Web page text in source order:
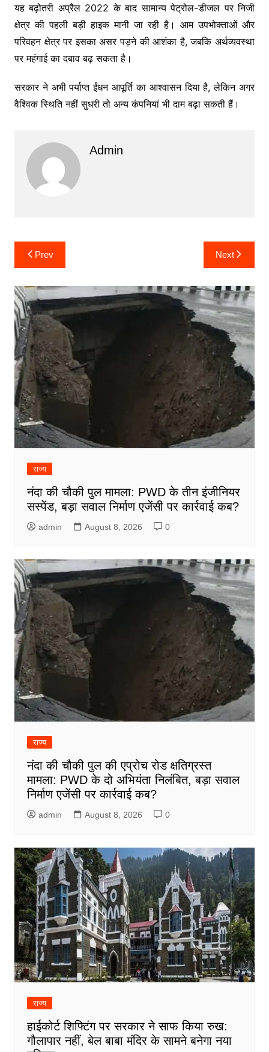
यह बढ़ोतरी अप्रैल 2022 के बाद सामान्य पेट्रोल-डीजल पर निजी
क्षेत्र की पहली बड़ी हाइक मानी जा रही है। आम उपभोक्ताओं और
परिवहन क्षेत्र पर इसका असर पड़ने की आशंका है, जबकि अर्थव्यवस्था
पर महंगाई का दबाव बढ़ सकता है।
सरकार ने अभी पर्याप्त ईंधन आपूर्ति का आश्वासन दिया है, लेकिन अगर
वैश्विक स्थिति नहीं सुधरी तो अन्य कंपनियां भी दाम बढ़ा सकती हैं।
Admin
Post
navigation
Prev Next
राज्य
नंदा की चौकी पुल मामला: PWD के तीन इंजीनियर
सस्पेंड, बड़ा सवाल निर्माण एजेंसी पर कार्रवाई कब?
admin August 8, 2026 0
राज्य
नंदा की चौकी पुल की एप्रोच रोड क्षतिग्रस्त
मामला: PWD के दो अभियंता निलंबित, बड़ा सवाल
निर्माण एजेंसी पर कार्रवाई कब?
admin August 8, 2026 0
राज्य
हाईकोर्ट शिफ्टिंग पर सरकार ने साफ किया रुख:
गौलापार नहीं, बेल बाबा मंदिर के सामने बनेगा नया